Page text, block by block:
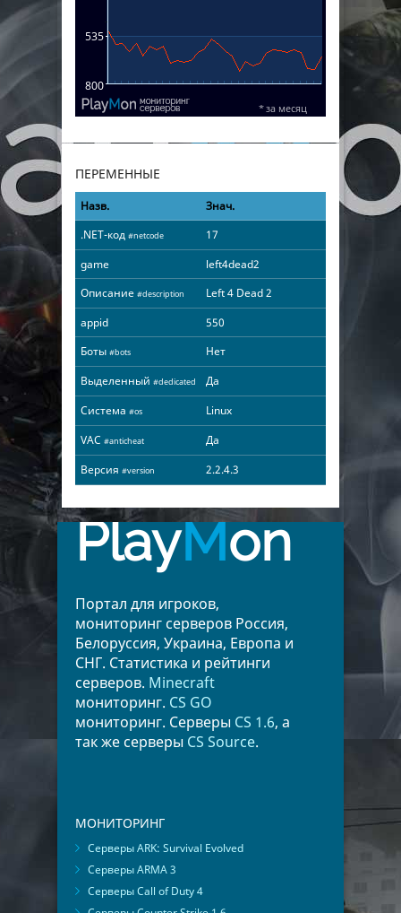
ПЕРЕМЕННЫЕ
Назв.
Знач.
.NET-код #netcode
17
game
left4dead2
Описание #description
Left 4 Dead 2
appid
550
Боты #bots
Нет
Выделенный #dedicated
Да
Система #os
Linux
VAC #anticheat
Да
Версия #version 2.2.4.3
PlayMon
Портал для игроков,
мониторинг серверов Россия,
Белоруссия, Украина, Европа и
СНГ. Статистика и рейтинги
серверов. Minecraft
мониторинг. CS GO
мониторинг. Серверы CS 1.6, а
так же серверы CS Source.
МОНИТОРИНГ
Серверы ARK: Survival Evolved
Серверы ARMA 3
Серверы Call of Duty 4